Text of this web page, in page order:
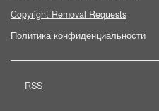
Copyright Removal Requests
Политика конфиденциальности
RSS